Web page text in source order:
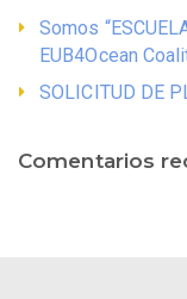
Somos
EUB4Ocean
SOLICITUD DE
Comentarios